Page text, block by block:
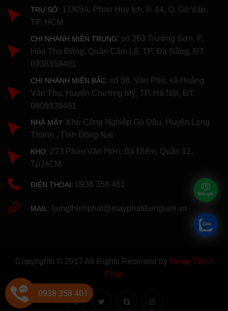
TRỤ SỞ: 17/K5A, Phan Huy Ích, P. 14, Q. Gò Vấp,
TP. HCM
CHI NHÁNH MIỀN TRUNG: số 263 Trường Sơn, P.
Hòa Thọ Đông, Quận Cẩm Lệ, TP. Đà Nẵng, ĐT:
0938358401
CHI NHÁNH MIỀN BẮC: số 38, Văn Phú, xã Hoàng
Văn Thụ, Huyện Chương Mỹ, TP. Hà Nội, ĐT:
0909938401
NHÀ MÁY: Khu Công Nghiệp Gò Dầu, Huyện Long
Thành , Tỉnh Đồng Nai
KHO: 273 Phan Văn Hớn, Bà Điểm, Quận 12,
Tp,HCM
ĐIỆN THOẠI: 0938 358 401
MAIL: hungthinhphat@mayphatdiengiare.vn
Copyrights © 2017 All Rights Reserved by Hưng Thịnh
Phát.
0938 358 401